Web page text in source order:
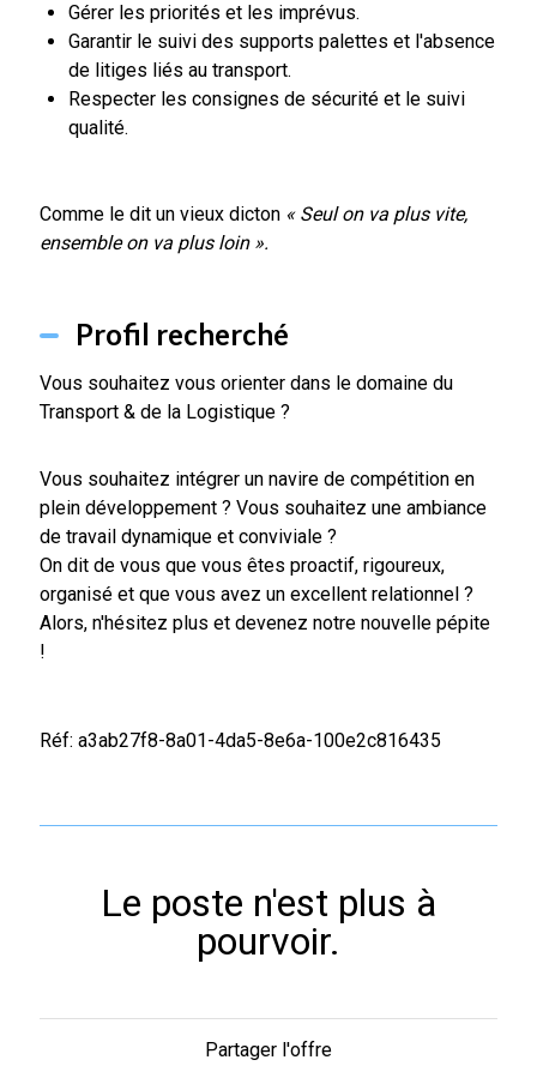
Gérer les priorités et les imprévus.
Garantir le suivi des supports palettes et l'absence
de litiges liés au transport.
Respecter les consignes de sécurité et le suivi
qualité.
Comme le dit un vieux dicton « Seul on va plus vite,
ensemble on va plus loin ».
Profil recherché
Vous souhaitez vous orienter dans le domaine du
Transport & de la Logistique ?
Vous souhaitez intégrer un navire de compétition en
plein développement ? Vous souhaitez une ambiance
de travail dynamique et conviviale ?
On dit de vous que vous êtes proactif, rigoureux,
organisé et que vous avez un excellent relationnel ?
Alors, n'hésitez plus et devenez notre nouvelle pépite
!
Réf: a3ab27f8-8a01-4da5-8e6a-100e2c816435
Le poste n'est plus à
pourvoir.
Partager l'offre